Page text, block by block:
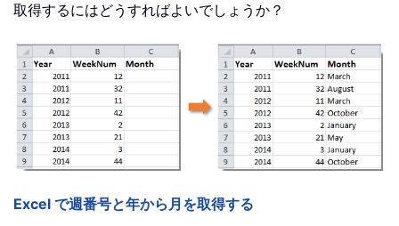
取得するにはどうすればよいでしょうか？
Excel で週番号と年から月を取得する